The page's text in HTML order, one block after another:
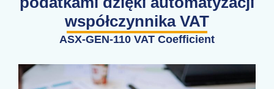
współczynnika VAT
ASX-GEN-110 VAT Coefficient